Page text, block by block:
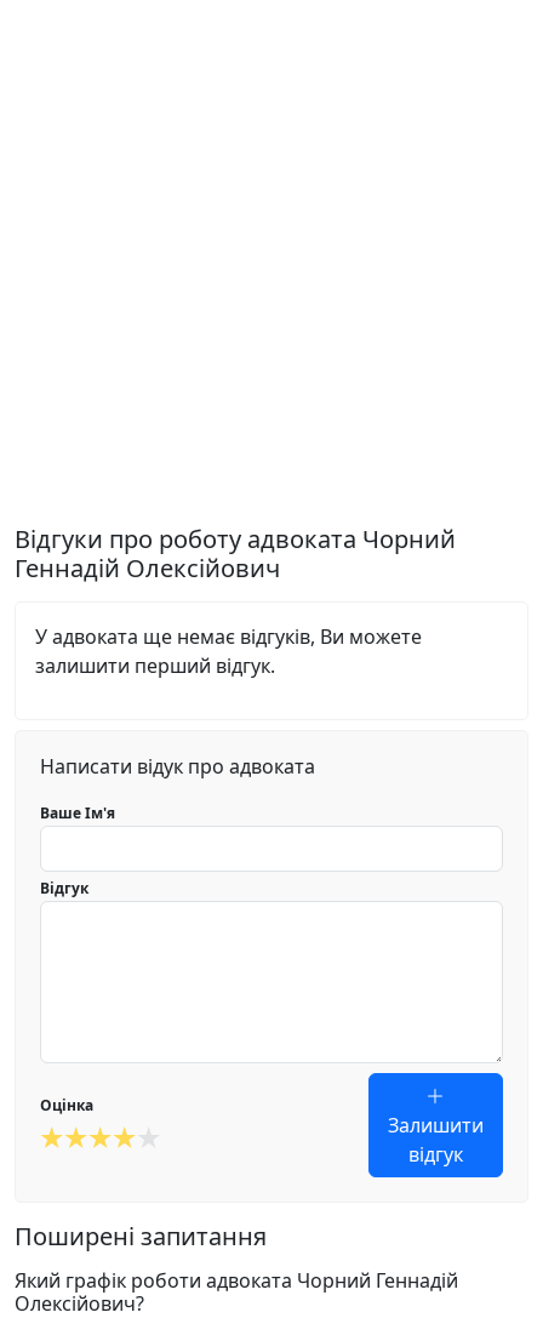
Відгуки про роботу адвоката Чорний
Геннадій Олексійович
У адвоката ще немає відгуків, Ви можете
залишити перший відгук.
Написати відук про адвоката
Ваше Ім'я
Відгук
Оцінка
Залишити
відгук
Поширені запитання
Який графік роботи адвоката Чорний Геннадій
Олексійович?